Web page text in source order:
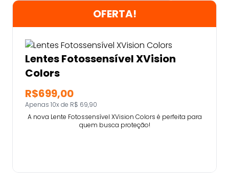
OFERTA!
Lentes Fotossensível XVision
Colors
R$699,00
Apenas 10x de R$ 69,90
A nova Lente Fotossensível XVision Colors é perfeita para
quem busca proteção!